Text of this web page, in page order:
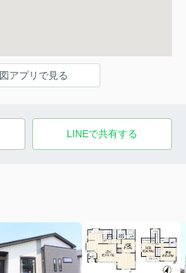
アプリで見る
LINEで共有する